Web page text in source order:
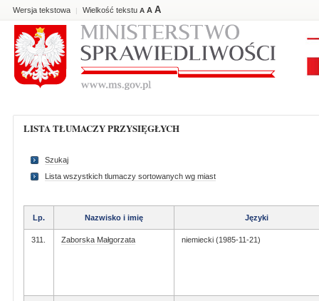
Wersja tekstowa | Wielkość tekstu A A A
LISTA TŁUMACZY PRZYSIĘGŁYCH
Szukaj
Lista wszystkich tlumaczy sortowanych wg miast
Lp. Nazwisko i imię Języki
311. Zaborska Małgorzata niemiecki (1985-11-21)